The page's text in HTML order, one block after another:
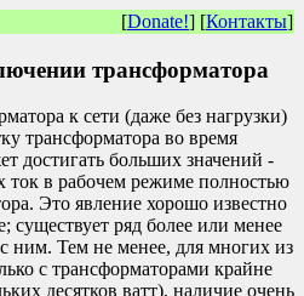
[Donate!] [Контакты]
трансформатора
к сети (даже без нагрузки)
трансформатора во время
достигать больших значений -
в рабочем режиме полностью
Это явление хорошо известно
существует ряд более или менее
ним. Тем не менее, для многих из
с трансформаторами крайне
десятков ватт), наличие очень